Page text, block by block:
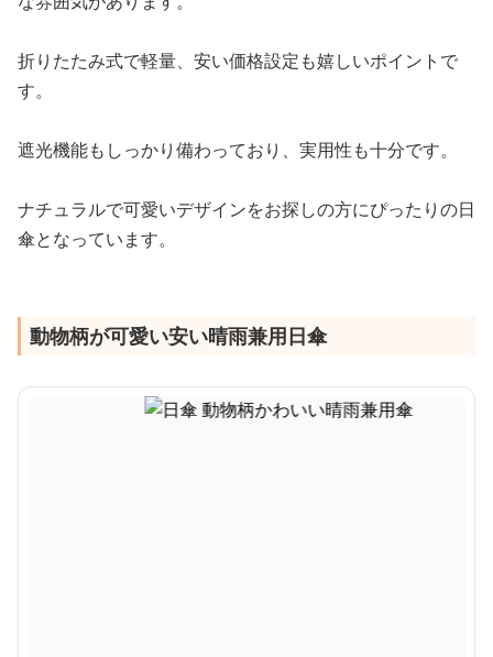
折りたたみ式で軽量、安い価格設定も嬉しいポイントで
す。
遮光機能もしっかり備わっており、実用性も十分です。
ナチュラルで可愛いデザインをお探しの方にぴったりの日
傘となっています。
動物柄が可愛い安い晴雨兼用日傘